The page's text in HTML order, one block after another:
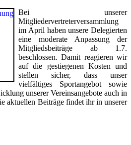
Bei unserer
Mitgliedervertreterversammlung
im April haben unsere Delegierten
eine moderate Anpassung der
Mitgliedsbeiträge ab 1.7.
beschlossen. Damit reagieren wir
auf die gestiegenen Kosten und
stellen sicher, dass unser
vielfältiges Sportangebot sowie
unserer Vereinsangebote auch in
aktuellen Beiträge findet ihr in unserer